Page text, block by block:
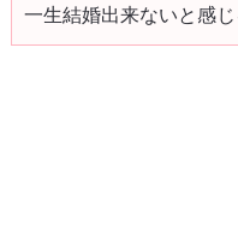
一生結婚出来ないと感